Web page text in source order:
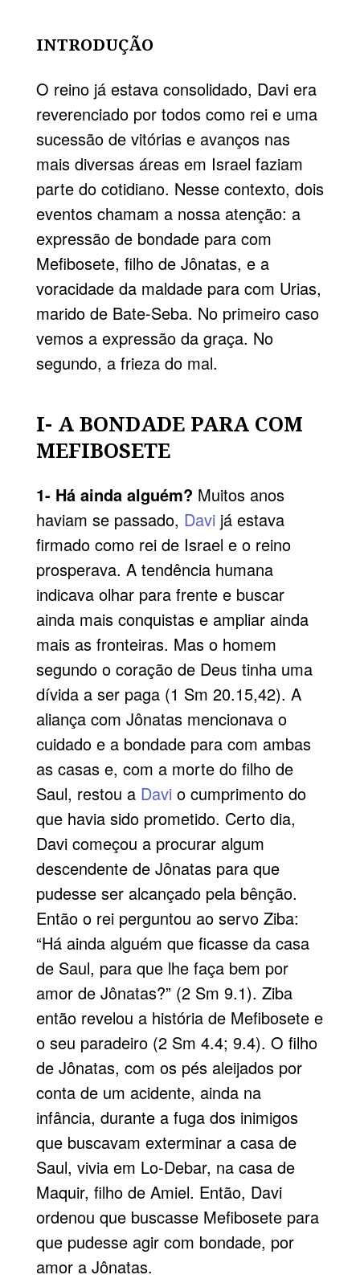
INTRODUÇÃO
O reino já estava consolidado, Davi era
reverenciado por todos como rei e uma
sucessão de vitórias e avanços nas
mais diversas áreas em Israel faziam
parte do cotidiano. Nesse contexto, dois
eventos chamam a nossa atenção: a
expressão de bondade para com
Mefibosete, filho de Jônatas, e a
voracidade da maldade para com Urias,
marido de Bate-Seba. No primeiro caso
vemos a expressão da graça. No
segundo, a frieza do mal.
I- A BONDADE PARA COM
MEFIBOSETE
1- Há ainda alguém? Muitos anos
haviam se passado, Davijá estava
firmado como rei de Israel e o reino
prosperava. A tendência humana
indicava olhar para frente e buscar
ainda mais conquistas e ampliar ainda
mais as fronteiras. Mas o homem
segundo o coração de Deus tinha uma
dívida a ser paga (1 Sm 20.15,42). A
aliança com Jônatas mencionava o
cuidado e a bondade para com ambas
as casas e, com a morte do filho de
Saul, restou a Davio cumprimento do
que havia sido prometido. Certo dia,
Davi começou a procurar algum
descendente de Jônatas para que
pudesse ser alcançado pela bênção.
Então o rei perguntou ao servo Ziba:
“Há ainda alguém que ficasse da casa
de Saul, para que lhe faça bem por
amor de Jônatas?” (2 Sm 9.1). Ziba
então revelou a história de Mefibosete e
o seu paradeiro (2 Sm 4.4; 9.4). O filho
de Jônatas, com os pés aleijados por
conta de um acidente, ainda na
infância, durante a fuga dos inimigos
que buscavam exterminar a casa de
Saul, vivia em Lo-Debar, na casa de
Maquir, filho de Amiel. Então, Davi
ordenou que buscasse Mefibosete para
que pudesse agir com bondade, por
amor a Jônatas.